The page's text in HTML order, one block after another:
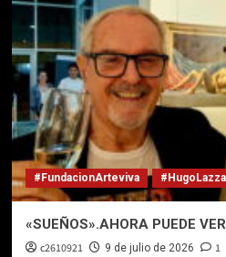
#FundacionArteviva
«SUEÑOS».AHORA PUEDE
c2610921 9 de julio de 2026 1